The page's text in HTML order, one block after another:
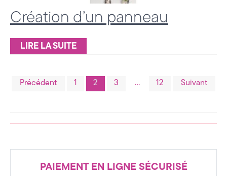
Création d’un panneau
LIRE LA SUITE
Pagination
publications
Précédent 1 2 3 … 12 Suivant
PAIEMENT EN LIGNE SÉCURISÉ